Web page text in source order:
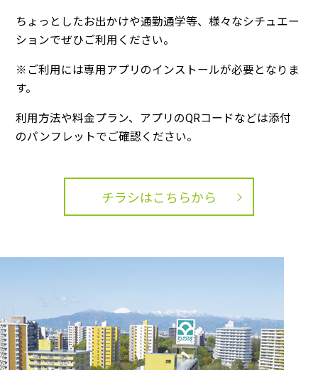
ちょっとしたお出かけや通勤通学等、様々なシチュエー
ションでぜひご利用ください。
※ご利用には専用アプリのインストールが必要となりま
す。
利用方法や料金プラン、アプリのQRコードなどは添付
のパンフレットでご確認ください。
チラシはこちらから